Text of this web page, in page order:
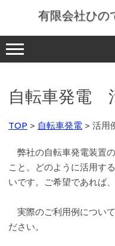
へ
ス
有限会社ひの
自転車発電
TOP > 自転車発電 > 活用
弊社の自転車発電装置
こと。どのように活用す
いです。ご希望であれば
実際のご利用例について
ださい。